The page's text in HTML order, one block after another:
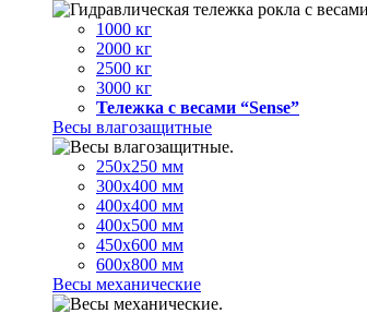
1000 кг
2000 кг
2500 кг
3000 кг
Тележка с весами “Sense”
Весы влагозащитные
250х250 мм
300х400 мм
400х400 мм
400х500 мм
450х600 мм
600х800 мм
Весы механические